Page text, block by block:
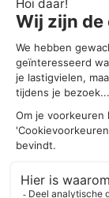
2025 © Aegis